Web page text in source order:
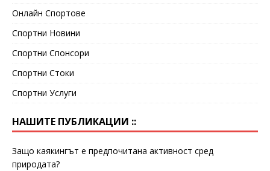
Онлайн Спортове
Спортни Новини
Спортни Спонсори
Спортни Стоки
Спортни Услуги
НАШИТЕ ПУБЛИКАЦИИ ::
Защо каякингът е предпочитана активност сред
природата?